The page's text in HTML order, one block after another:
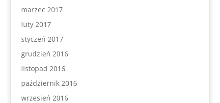
marzec 2017
luty 2017
styczeń 2017
grudzień 2016
listopad 2016
październik 2016
wrzesień 2016